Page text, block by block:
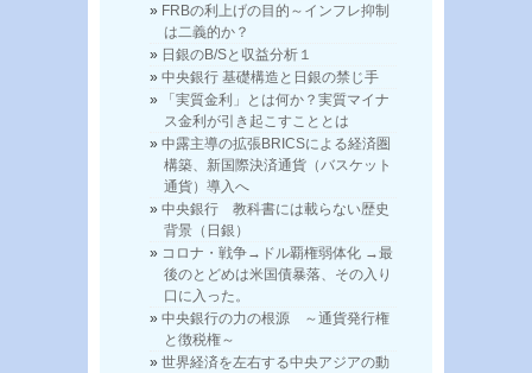
FRBの利上げの目的～インフレ抑制
は二義的か？
日銀のB/Sと収益分析１
中央銀行 基礎構造と日銀の禁じ手
「実質金利」とは何か？実質マイナ
ス金利が引き起こすこととは
中露主導の拡張BRICSによる経済圏
構築、新国際決済通貨（バスケット
通貨）導入へ
中央銀行 教科書には載らない歴史
背景（日銀）
コロナ・戦争→ドル覇権弱体化 →最
後のとどめは米国債暴落、その入り
口に入った。
中央銀行の力の根源 ～通貨発行権
と徴税権～
世界経済を左右する中央アジアの動